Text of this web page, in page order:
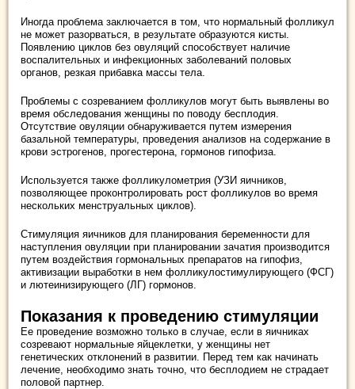
Иногда проблема заключается в том, что нормальный фолликул
не может разорваться, в результате образуются кисты.
Появлению циклов без овуляций способствует наличие
воспалительных и инфекционных заболеваний половых
органов, резкая прибавка массы тела.
Проблемы с созреванием фолликулов могут быть выявлены во
время обследования женщины по поводу бесплодия.
Отсутствие овуляции обнаруживается путем измерения
базальной температуры, проведения анализов на содержание в
крови эстрогенов, прогестерона, гормонов гипофиза.
Используется также фолликулометрия (УЗИ яичников,
позволяющее проконтролировать рост фолликулов во время
нескольких менструальных циклов).
Стимуляция яичников для планирования беременности для
наступления овуляции при планировании зачатия производится
путем воздействия гормональных препаратов на гипофиз,
активизации выработки в нем фолликулостимулирующего (ФСГ)
и лютеинизирующего (ЛГ) гормонов.
Показания к проведению стимуляции
Ее проведение возможно только в случае, если в яичниках
созревают нормальные яйцеклетки, у женщины нет
генетических отклонений в развитии. Перед тем как начинать
лечение, необходимо знать точно, что бесплодием не страдает
половой партнер.